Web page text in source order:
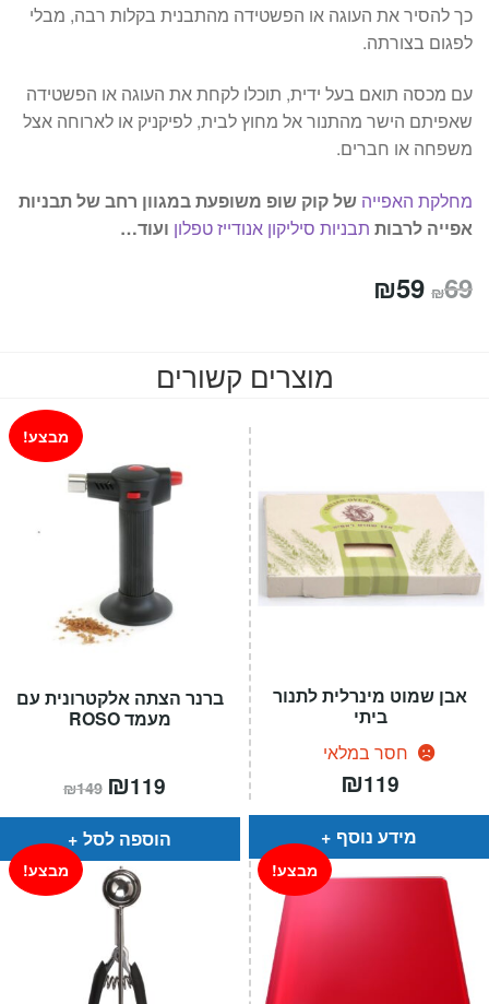
כך להסיר את העוגה או הפשטידה מהתבנית בקלות רבה, מבלי
לפגום בצורתה.
עם מכסה תואם בעל ידית, תוכלו לקחת את העוגה או הפשטידה
שאפיתם הישר מהתנור אל מחוץ לבית, לפיקניק או לארוחה אצל
משפחה או חברים.
מחלקת האפייה של קוק שופ משופעת במגוון רחב של תבניות
אפייה לרבות תבניות סיליקון אנודייזטפלון ועוד…
₪69 המחיר
₪59
הוא:מוצרים קשורים
ברנר הצתה אלקטרונית עם
מעמד ROSO
מבצע!
₪149 המחיר
המקורי
היה:
₪149.
₪119
הוא:
הוספה לסל
אבן שמוט מינרלית לתנור
ביתי
חסר במלאי
₪119
מידע נוסף
מבצע! מבצע!